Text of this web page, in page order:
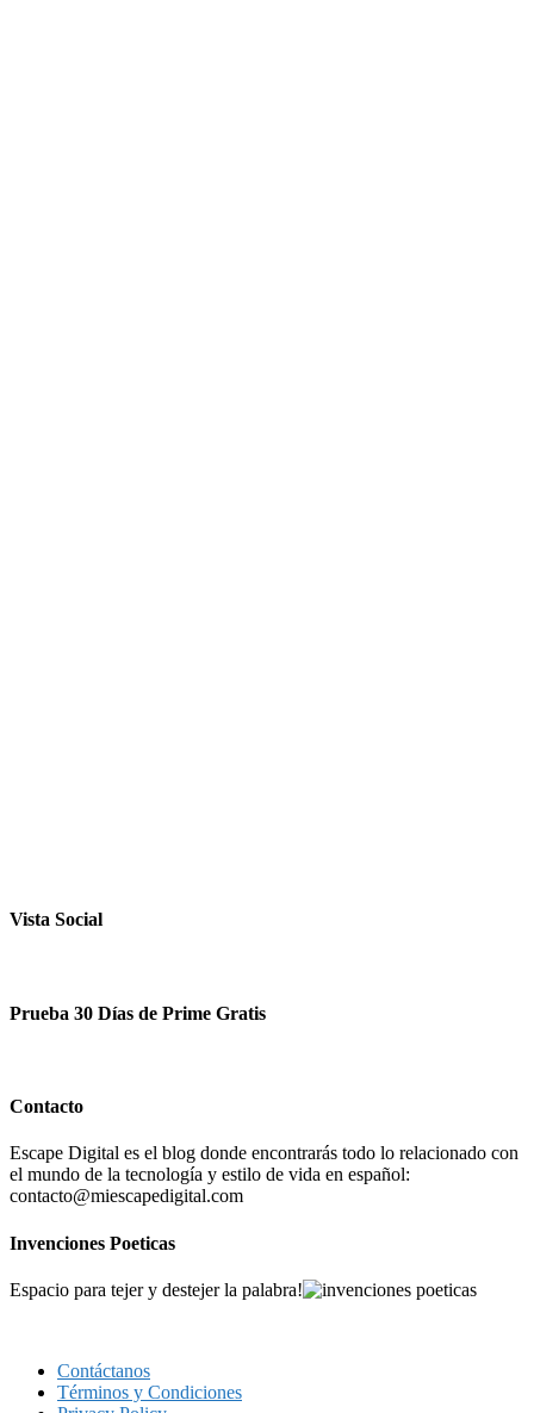
Vista Social
Prueba 30 Días de Prime Gratis
Contacto
Escape Digital es el blog donde encontrarás todo lo relacionado con
el mundo de la tecnología y estilo de vida en español:
contacto@miescapedigital.com
Invenciones Poeticas
Espacio para tejer y destejer la palabra!
Contáctanos
Términos y Condiciones